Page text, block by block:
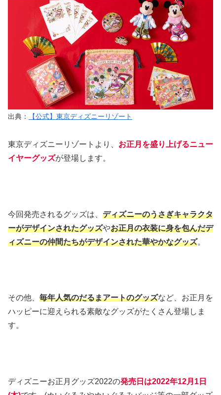
出典： 【公式】東京ディズニーリゾート
東京ディズニーリゾートより、 お正月を盛り上げるニュー
イヤーグッズが登場します。
今回発売されるグッズは、 ディズニーのうさぎキャラクタ
ーがデザインされたグッズやお正月の衣装に身を包んだデ
ィズニーの仲間たちがデザインされた華やかなグッズ。
その他、 毎年人気のだるまアートのグッズなど、お正月を
ハッピーに迎えられる素敵なグッズがたくさん登場しま
す。
ディズニーお正月グッズ2022の発売日は2022年12月1日